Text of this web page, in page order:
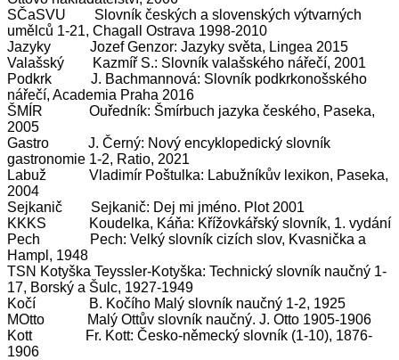
SČaSVU Slovník českých a slovenských výtvarných
umělců 1-21, Chagall Ostrava 1998-2010
Jazyky Jozef Genzor: Jazyky světa, Lingea 2015
Valašský Kazmíř S.: Slovník valašského nářečí, 2001
Podkrk J. Bachmannová: Slovník podkrkonošského
nářečí, Academia Praha 2016
ŠMÍR Ouředník: Šmírbuch jazyka českého, Paseka,
2005
Gastro J. Černý: Nový encyklopedický slovník
gastronomie 1-2, Ratio, 2021
Labuž Vladimír Poštulka: Labužníkův lexikon, Paseka,
2004
Sejkanič Sejkanič: Dej mi jméno. Plot 2001
KKKS Koudelka, Káňa: Křížovkářský slovník, 1. vydání
Pech Pech: Velký slovník cizích slov, Kvasnička a
Hampl, 1948
TSN Kotyška Teyssler-Kotyška: Technický slovník naučný 1-
17, Borský a Šulc, 1927-1949
Kočí B. Kočího Malý slovník naučný 1-2, 1925
MOtto Malý Ottův slovník naučný. J. Otto 1905-1906
Kott Fr. Kott: Česko-německý slovník (1-10), 1876-
1906